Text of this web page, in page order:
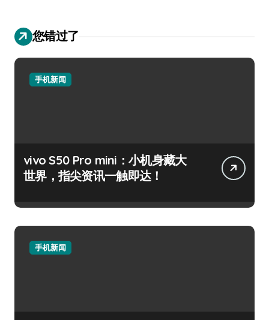
您错过了
手机新闻
vivo S50 Pro mini：小机身藏大
世界，指尖资讯一触即达！
手机新闻